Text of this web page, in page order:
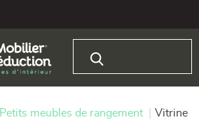
Petits meubles de rangement
Vitrine